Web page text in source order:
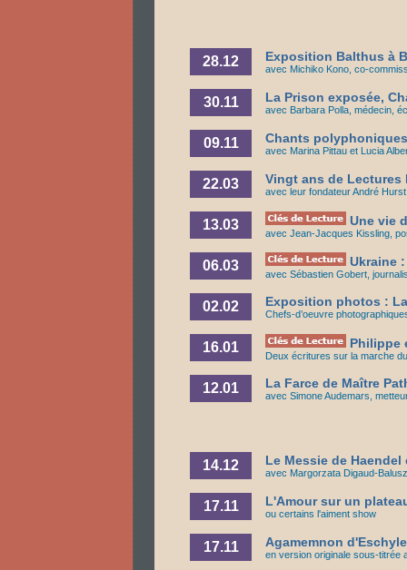
28.12 Exposition Balthus à
avec Michiko Kono, co-
30.11 La Prison exposée,
avec Barbara Polla, médecin,
09.11 Chants
avec Marina Pittau et Lucia
22.03 Vingt ans de Lectures
avec leur fondateur André
13.03 Une vie
avec Jean-Jacques Kissling,
06.03 Ukraine
avec Sébastien Gobert,
02.02 Exposition photos :
Chefs-d’oeuvre
16.01 Philippe
Deux écritures sur la marche
12.01 La Farce de Maître
avec Simone Audemars,
14.12 Le Messie de Haendel
avec Margorzata Digaud-
17.11 L'Amour sur un
ou certains l'aiment show
17.11 Agamemnon d'Eschyle
en version originale sous-titrée